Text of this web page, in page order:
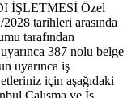
İŞLETMESİ Özel
tarihleri arasında
tarafından
387 nolu belge
uyarınca iş
için aşağıdaki
Çalışma ve İş